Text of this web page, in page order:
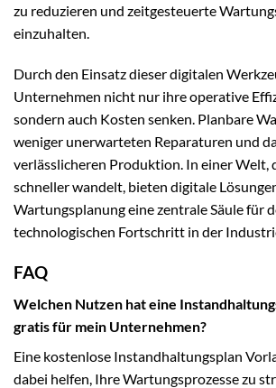
zu reduzieren und zeitgesteuerte
einzuhalten.
Durch den Einsatz dieser digitalen
Unternehmen nicht nur ihre operative
sondern auch Kosten senken. Planbare
weniger unerwarteten Reparaturen und
verlässlicheren Produktion. In einer Welt,
schneller wandelt, bieten digitale
Wartungsplanung eine zentrale Säule für
technologischen Fortschritt in der
FAQ
Welchen Nutzen hat eine
gratis für mein Unternehmen?
Eine kostenlose Instandhaltungsplan
dabei helfen, Ihre Wartungsprozesse zu